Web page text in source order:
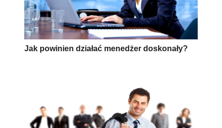
Jak powinien działać menedżer doskonały?